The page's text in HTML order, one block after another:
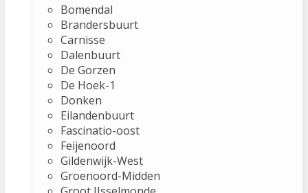
Bomendal
Brandersbuurt
Carnisse
Dalenbuurt
De Gorzen
De Hoek-1
Donken
Eilandenbuurt
Fascinatio-oost
Feijenoord
Gildenwijk-West
Groenoord-Midden